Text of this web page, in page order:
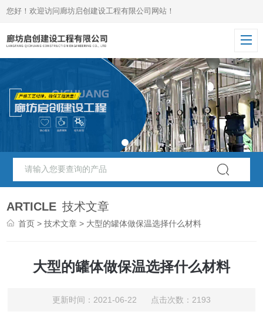
您好！欢迎访问廊坊启创建设工程有限公司网站！
ARTICLE 技术文章
首页 >技术文章 > 大型的罐体做保温选择什么材料
大型的罐体做保温选择什么材料
更新时间：2021-06-22 点击次数：2193